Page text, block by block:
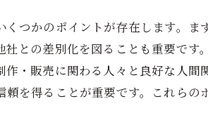
つかのポイントが存在します。
社との差別化を図ることも重要で
作・販売に関わる人々と良好な人
頼を得ることが重要です。これら